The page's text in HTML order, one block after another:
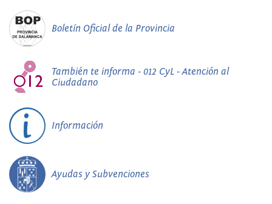
Boletín Oficial de la Provincia
También te informa - 012 CyL - Atención al
Ciudadano
Información
Ayudas y Subvenciones